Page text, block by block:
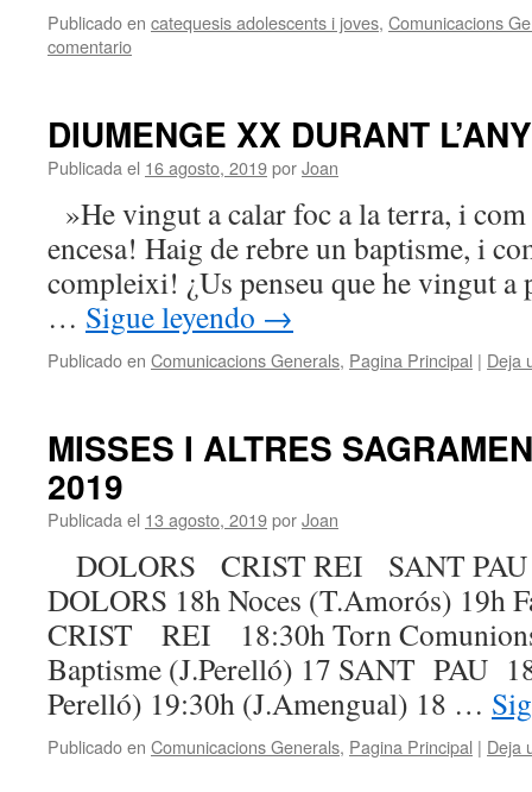
Publicado en catequesis adolescents i joves, Comunicacions
comentario
DIUMENGE XX DURANT L’ANY
Publicada el 16 agosto, 2019porJoan
»He vingut a calar foc a la terra, i
encesa! Haig de rebre un baptisme, i
compleixi! ¿Us penseu que he vingut a
… Sigue leyendo →
Publicado en Comunicacions Generals, Pagina Principal | Deja
MISSES I ALTRES
2019
Publicada el 13 agosto, 2019porJoan
DOLORS CRIST REI SANT
DOLORS 18h Noces (T.Amorós)
CRIST REI 18:30h Torn
Baptisme (J.Perelló) 17 SANT PAU
Perelló) 19:30h (J.Amengual) 18 …
Publicado en Comunicacions Generals, Pagina Principal | Deja